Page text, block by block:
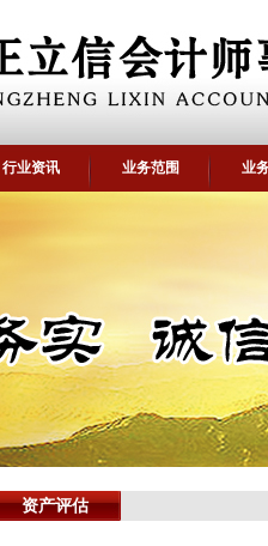
行业资讯 业务范围 业
资产评估